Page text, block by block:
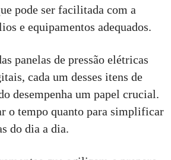
pode ser facilitada com a
e equipamentos adequados.
panelas de pressão elétricas
cada um desses itens de
desempenha um papel crucial.
o tempo quanto para simplificar
do dia a dia.